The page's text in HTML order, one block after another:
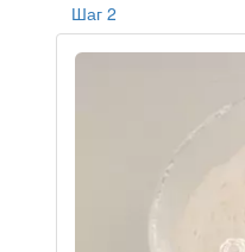
Шаг 2